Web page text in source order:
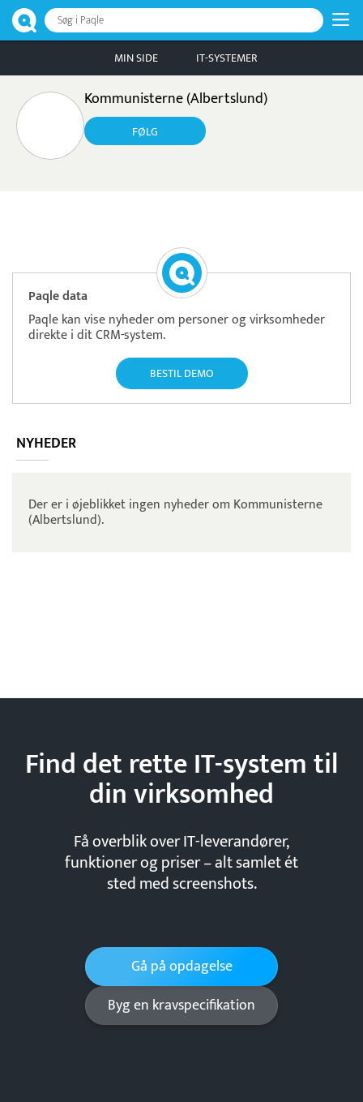
Søg i Paqle
MIN SIDE IT-SYSTEMER
Kommunisterne (Albertslund)
FØLG
Paqle data
Paqle kan vise nyheder om personer og virksomheder
direkte i dit CRM-system.
BESTIL DEMO
NYHEDER
Der er i øjeblikket ingen nyheder om Kommunisterne
(Albertslund).
Find det rette IT-system til
dinvirksomhed
Få overblik over IT-leverandører,
funktioner og priser – alt samlet ét
sted med screenshots.
Gå på opdagelse
Byg en kravspecifikation